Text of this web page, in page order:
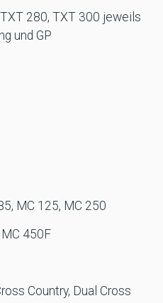
280, TXT 300 jeweils
und GP
MC 125, MC 250
MC 450F
Country, Dual Cross